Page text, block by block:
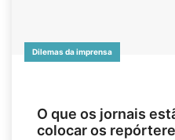
Dilemas da imprensa
O que os jornais
colocar os